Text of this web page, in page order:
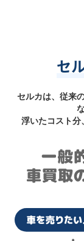
セ
セルカは、従来
浮いたコスト分